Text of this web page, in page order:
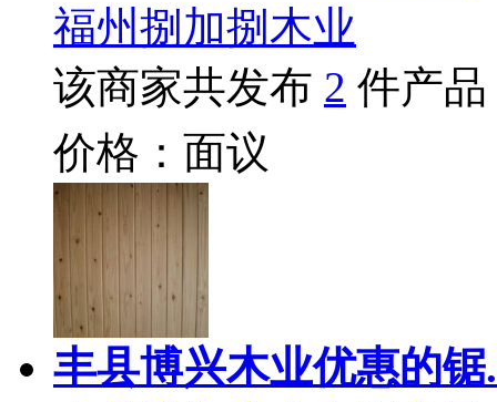
福州捌加捌木业
该商家共发布 2 件产品
价格：面议
丰县博兴木业优惠的锯